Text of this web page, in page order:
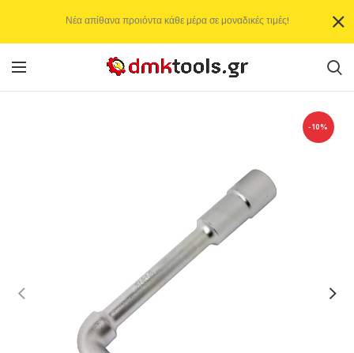
-10%
Νέα απίθανα προιόντα κάθε μέρα σε μοναδικές τιμές!